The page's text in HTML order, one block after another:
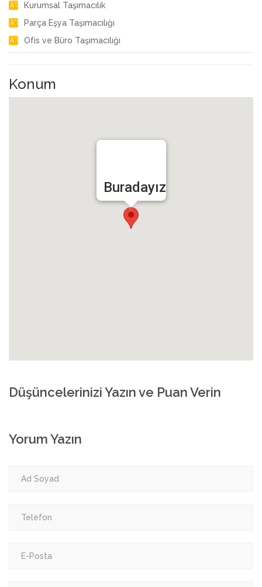
Kurumsal Taşımacılık
Parça Eşya Taşımacılığı
Ofis ve Büro Taşımacılığı
Konum
Buradayız
Düşüncelerinizi Yazın ve Puan Verin
Yorum Yazın